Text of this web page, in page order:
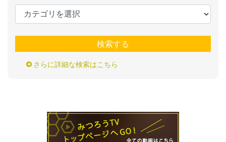
検索する
さらに詳細な検索はこちら